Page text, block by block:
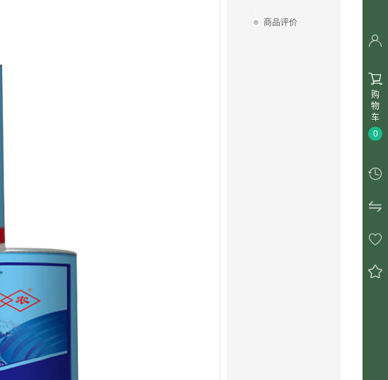
商品评价


购
物
车
0



